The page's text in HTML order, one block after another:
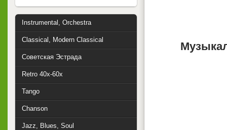
Instrumental, Orchestra
Classical, Modern Classical
Советская Эстрада
Retro 40x-60x
Tango
Chanson
Jazz, Blues, Soul